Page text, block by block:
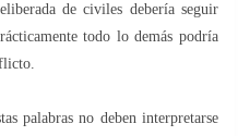
de civiles debería seguir
todo lo demás podría
palabras no deben interpretarse